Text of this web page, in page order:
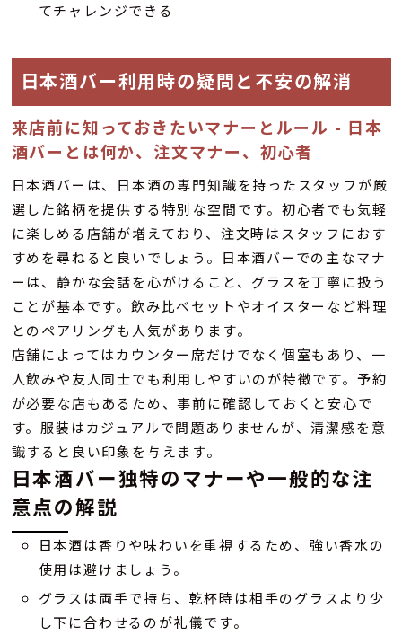
てチャレンジできる
日本酒バー利用時の疑問と不安の解消
来店前に知っておきたいマナーとルール - 日本
酒バーとは何か、注文マナー、初心者
日本酒バーは、日本酒の専門知識を持ったスタッフが厳
選した銘柄を提供する特別な空間です。初心者でも気軽
に楽しめる店舗が増えており、注文時はスタッフにおす
すめを尋ねると良いでしょう。日本酒バーでの主なマナ
ーは、静かな会話を心がけること、グラスを丁寧に扱う
ことが基本です。飲み比べセットやオイスターなど料理
とのペアリングも人気があります。
店舗によってはカウンター席だけでなく個室もあり、一
人飲みや友人同士でも利用しやすいのが特徴です。予約
が必要な店もあるため、事前に確認しておくと安心で
す。服装はカジュアルで問題ありませんが、清潔感を意
識すると良い印象を与えます。
日本酒バー独特のマナーや一般的な注
意点の解説
日本酒は香りや味わいを重視するため、強い香水の
使用は避けましょう。
グラスは両手で持ち、乾杯時は相手のグラスより少
し下に合わせるのが礼儀です。